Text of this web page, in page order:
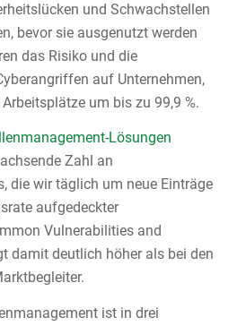
und Schwachstellen
bevor sie ausgenutzt werden
das Risiko und die
auf Unternehmen,
um bis zu 99,9 %.
Lösungen
Zahl an
die wir täglich um neue Einträge
aufgedeckter
Vulnerabilities and
damit deutlich höher als bei den
ist in drei